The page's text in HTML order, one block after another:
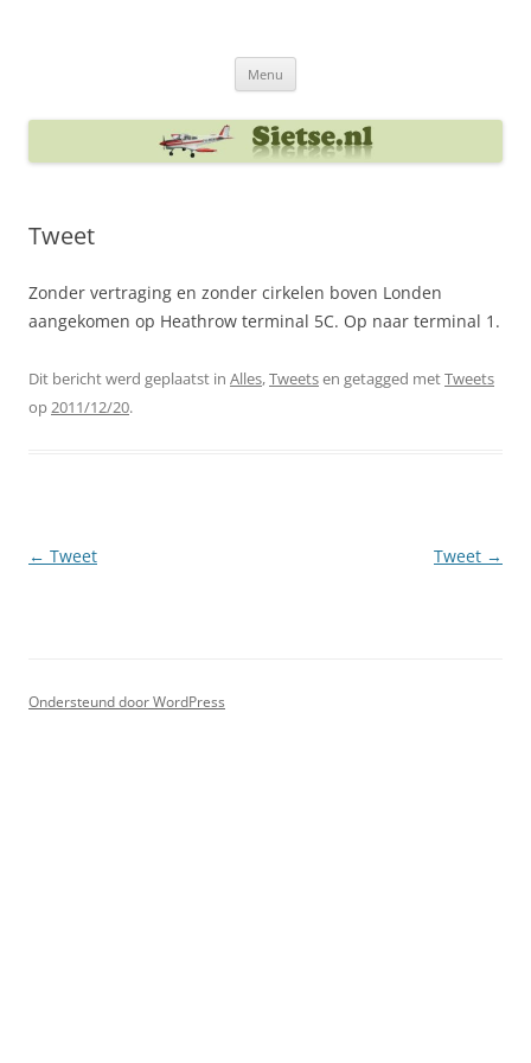
Menu
Tweet
Zonder vertraging en zonder cirkelen boven Londen
aangekomen op Heathrow terminal 5C. Op naar terminal 1.
Dit bericht werd geplaatst in Alles,Tweetsen getagged metTweets
op2011/12/20.
Berichtnavigatie
← Tweet Tweet →
Ondersteund door WordPress